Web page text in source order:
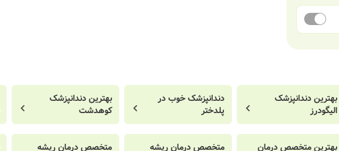
بهترین دندانپزشک
الیگودرز
دندانپزشک خوب در
پلدختر
بهترین دندانپزشک
کوهدشت
بهترین متخصص درمان
متخصص درمان ریشه
متخصص درمان ریشه